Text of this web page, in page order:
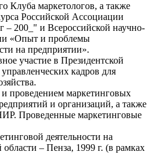
Клуба маркетологов, а также
Российской Ассоциации
– 200_" и Всероссийской научно-
«Опыт и проблемы
на предприятии».
участие в Президентской
кадров для
и проведением маркетинговых
и организаций, а также
Проведенные маркетинговые
деятельности на
– Пенза, 1999 г. (в рамках